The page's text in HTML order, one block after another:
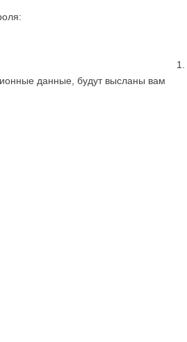
данные, будут высланы вам